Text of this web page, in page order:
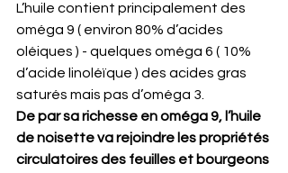
L’huile contient principalement des
oméga 9 ( environ 80% d’acides
oléiques ) - quelques oméga 6 ( 10%
d’acide linoléïque ) des acides gras
saturés mais pas d’oméga 3.
De par sa richesse en oméga 9, l’huile
de noisette va rejoindre les propriétés
circulatoires des feuilles et bourgeons